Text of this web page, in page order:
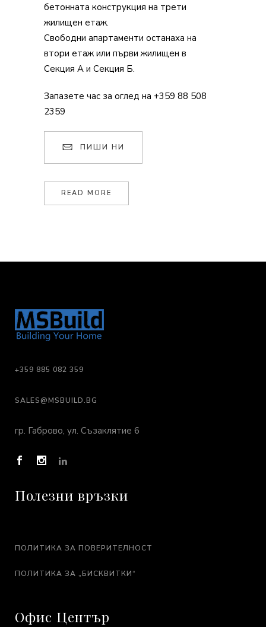
бетонната конструкция на трети
жилищен етаж.
Свободни апартаменти останаха на
втори етаж или първи жилищен в
Секция А и Секция Б.
Запазете час за оглед на +359 88 508
2359
ПИШИ НИ
READ MORE
+359 885 082 359
SALES@MSBUILD.BG
гр. Габрово, ул. Съзаклятие 6
Полезни връзки
ПОЛИТИКА ЗА ПОВЕРИТЕЛНОСТ
ПОЛИТИКА ЗА „БИСКВИТКИ“
Офис Център